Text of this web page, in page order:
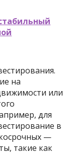
на
или
для
в
—
такие как